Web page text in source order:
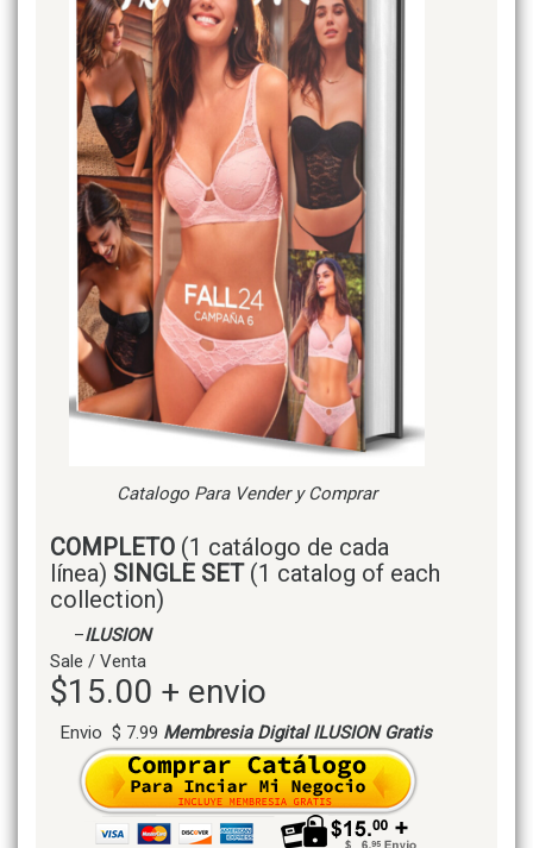
Catalogo Para Vender y Comprar
COMPLETO (1 catálogo de cada
línea) SINGLE SET(1 catalog of each
collection)
–ILUSION
Sale / Venta
$15.00 + envio
Envio $ 7.99 Membresia Digital ILUSION Gratis